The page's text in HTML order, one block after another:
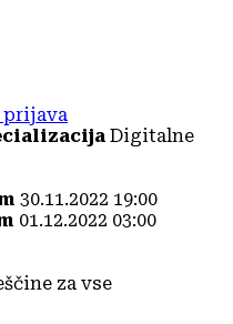
prijava
Digitalne
30.11.2022 19:00
01.12.2022 03:00
za vse